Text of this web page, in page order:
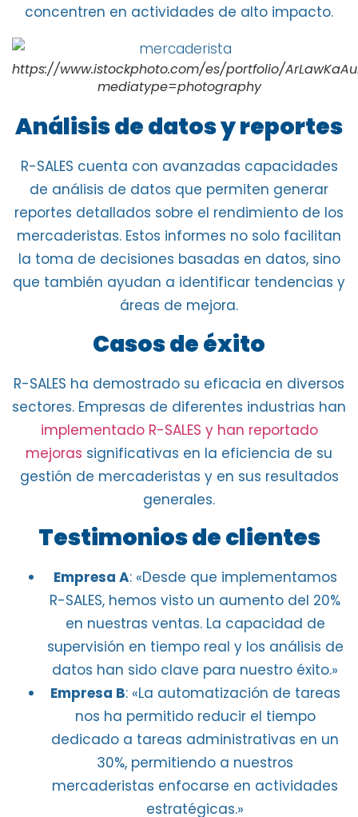
concentren en actividades de alto impacto.
https://www.istockphoto.com/es/portfolio/
mediatype=photography
Análisis de datos y reportes
R-SALES cuenta con avanzadas capacidades
de análisis de datos que permiten generar
reportes detallados sobre el rendimiento de los
mercaderistas. Estos informes no solo facilitan
la toma de decisiones basadas en datos, sino
que también ayudan a identificar tendencias y
áreas de mejora.
Casos de éxito
R-SALES ha demostrado su eficacia en diversos
sectores. Empresas de diferentes industrias han
implementado R-SALES y han reportado
mejoras significativas en la eficiencia de su
gestión de mercaderistas y en sus resultados
generales.
Testimonios de clientes
Empresa A: «Desde que implementamos
R-SALES, hemos visto un aumento del 20%
en nuestras ventas. La capacidad de
supervisión en tiempo real y los análisis de
datos han sido clave para nuestro éxito.»
Empresa B: «La automatización de tareas
nos ha permitido reducir el tiempo
dedicado a tareas administrativas en un
30%, permitiendo a nuestros
mercaderistas enfocarse en actividades
estratégicas.»